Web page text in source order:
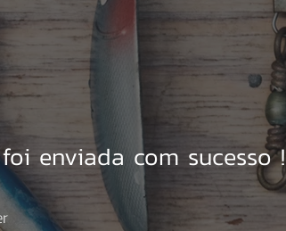
enviada com sucesso !